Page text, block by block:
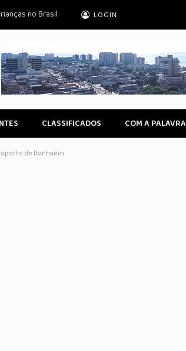
no Brasil LOGIN
CLASSIFICADOS COM A PALAVRA
de Itanhaém